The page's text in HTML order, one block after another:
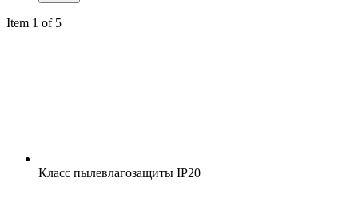
Item 1 of 5
Класс пылевлагозащиты IP20